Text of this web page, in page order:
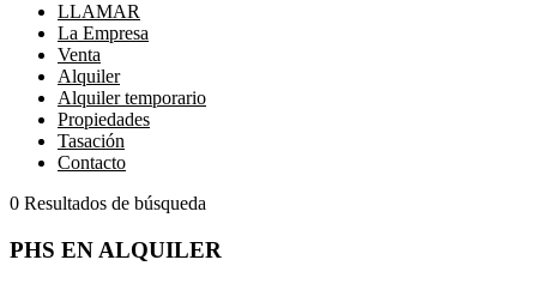
LLAMAR
La Empresa
Venta
Alquiler
Alquiler temporario
Propiedades
Tasación
Contacto
0 Resultados de búsqueda
PHS EN ALQUILER